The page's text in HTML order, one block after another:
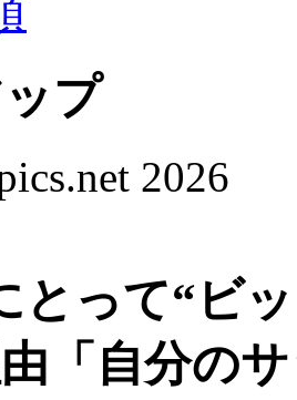
プ
2026
とって“ビ
「自分の